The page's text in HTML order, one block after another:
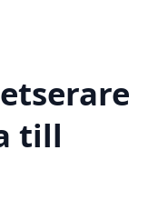
till